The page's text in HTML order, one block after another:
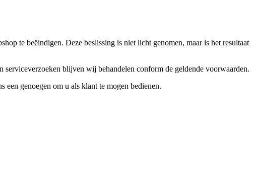
te beëindigen. Deze beslissing is niet licht genomen, maar is het resultaat
blijven wij behandelen conform de geldende voorwaarden.
genoegen om u als klant te mogen bedienen.